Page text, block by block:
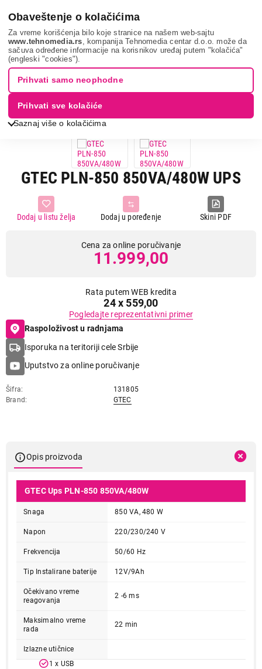
Obaveštenje o kolačićima
Za vreme korišćenja bilo koje stranice na našem web-sajtu
www.tehnomedia.rs , kompanija Tehnomedia centar d.o.o. može da
sačuva određene informacije na korisnikov uređaj putem "kolačića"
(engleski "cookies").
Saznaj više o kolačićima
Prihvati samo neophodne
Prihvati sve kolačiće
It & gaming Elektro zaštita i napajanja Ups uređaji
Gtec
pln-850 85...
GTEC PLN-850 850VA/480W UPS
Skini PDF
Dodaj u poređenje
Dodaj u listu želja
Cena za online poručivanje
11.999,00
Rata putem WEB kredita
24 x 559,00
Pogledajte reprezentativni primer
Raspoloživost u radnjama
Isporuka na teritoriji cele Srbije
Uputstvo za online poručivanje
Šifra
131805
Brand
GTEC
Opis proizvoda
GTEC Ups PLN-850 850VA/480W
Snaga 850 VA, 480 W
Napon 220/230/240 V
Frekvencija 50/60 Hz
Tip Instalirane baterije 12V/9Ah
Očekivano vreme
reagovanja
2 -6 ms
Maksimalno vreme
rada
22 min
Izlazne utičnice
1 x USB